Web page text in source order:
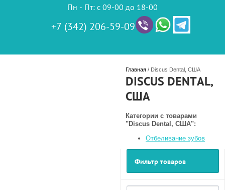
Пн - Пт: с 09-00 до 18-00
+7 (342) 206-59-09
Главная / Discus Dental, США
DISCUS DENTAL,
США
Категории с товарами
"Discus Dental, США":
Отбеливание зубов
Фильтр товаров